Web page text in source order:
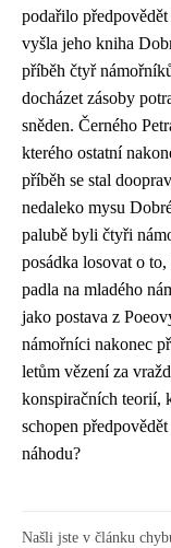
podařilo
vyšla jeho kniha
příběh čtyř
docházet zásoby
sněden. Černého
kterého ostatní
příběh se stal
nedaleko mysu
palubě byli čtyři
posádka losovat o
padla na mladého
jako postava z
námořníci nakonec
letům vězení za
konspiračních teorií,
schopen
náhodu?
Našli jste v článku